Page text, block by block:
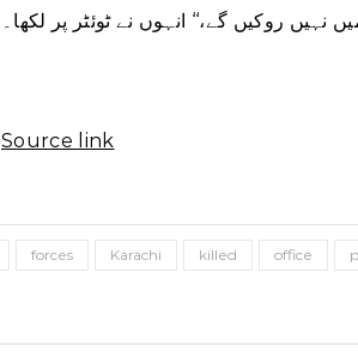
روکیں گے،‘‘ انہوں نے ٹوئٹر پر لکھا۔
Source link
forces Karachi killed office